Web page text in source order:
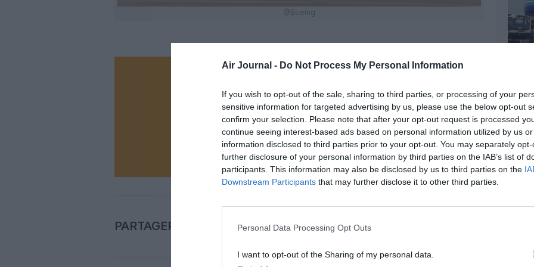
Air Journal - Do Not Process My Personal Information
If you wish to opt-out of the sale, sharing to third parties, or processing of your
sensitive information for targeted advertising by us, please use the below opt-out
confirm your selection. Please note that after your opt-out request is processed
continue seeing interest-based ads based on personal information utilized by us
information disclosed to third parties prior to your opt-out. You may separately
further disclosure of your personal information by third parties on the IAB’s list of
participants. This information may also be disclosed by us to third parties on the
Downstream Participants that may further disclose it to other third parties.
Personal Data Processing Opt Outs
I want to opt-out of the Sharing of my personal data.
@Boeing
Soutenez-nous, faites un don !
NOUS SOUTENIR
PARTAGER L'ARTICLE
FacebookTwitterPinterestLinkedInEmail